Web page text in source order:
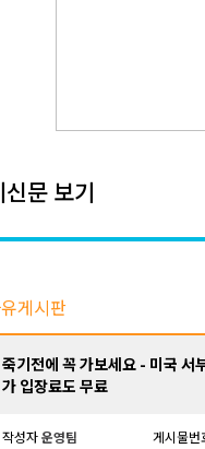
신문 보기
게시판
죽기전에 꼭 가보세요 - 미국 서
가 입장료도 무료
작성자운영팀 게시물